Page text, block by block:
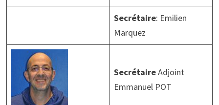
Secrétaire: Emilien
Marquez
SecrétaireAdjoint
Emmanuel POT